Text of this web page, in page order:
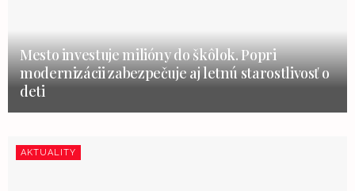
Mesto investuje milióny do škôlok. Popri
modernizácii zabezpečuje aj letnú starostlivosť o
deti
AKTUALITY